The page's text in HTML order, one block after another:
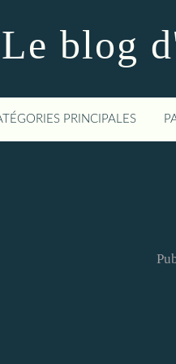
Le blog
PRINCIPALES